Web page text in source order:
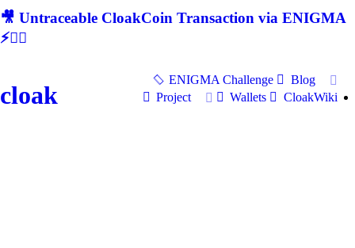
🎥 Untraceable CloakCoin Transaction via ENIGMA
⚡🕵‍♂
cloak
ENIGMA Challenge
Blog
Project
Wallets CloakWiki